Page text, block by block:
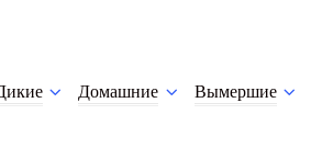
Домашние Вымершие